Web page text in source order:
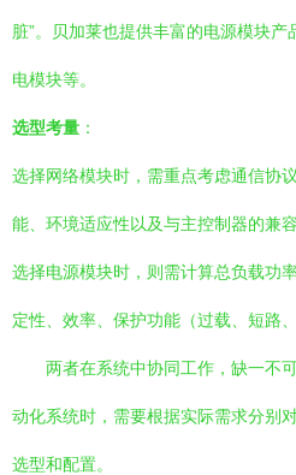
脏”。贝加莱也提供丰富的电源模块
电模块等。
选型考量 ：
选择网络模块时，需重点考虑通信协
能、环境适应性以及与主控制器的兼容
选择电源模块时，则需计算总负载功
定性、效率、保护功能（过载、短路
两者在系统中协同工作，缺一不
动化系统时，需要根据实际需求分别
选型和配置。